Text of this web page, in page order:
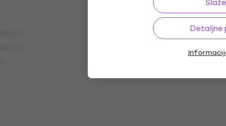
Detaljne